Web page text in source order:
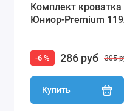
Комплект
Юниор-Premium
-6 % 286 руб 305
Купить